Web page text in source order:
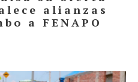
alianzas
a FENAPO